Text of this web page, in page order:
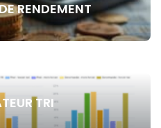
RENDEMENT
TRI